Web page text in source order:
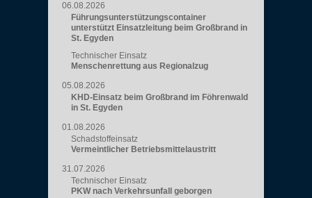
06.08.2026
Führungsunterstützungscontainer
unterstützt Einsatzleitung beim Großbrand in
St. Egyden
Technischer Einsatz
Menschenrettung aus Regionalzug
05.08.2026
KHD-Einsatz beim Großbrand im Föhrenwald
in St. Egyden
01.08.2026
Schadstoffeinsatz
Vermeintlicher Betriebsmittelaustritt
31.07.2026
Technischer Einsatz
PKW nach Verkehrsunfall geborgen